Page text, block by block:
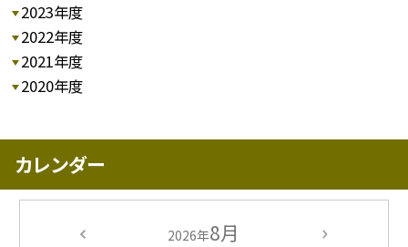
2023年度
2022年度
2021年度
2020年度
カレンダー
2026年8月